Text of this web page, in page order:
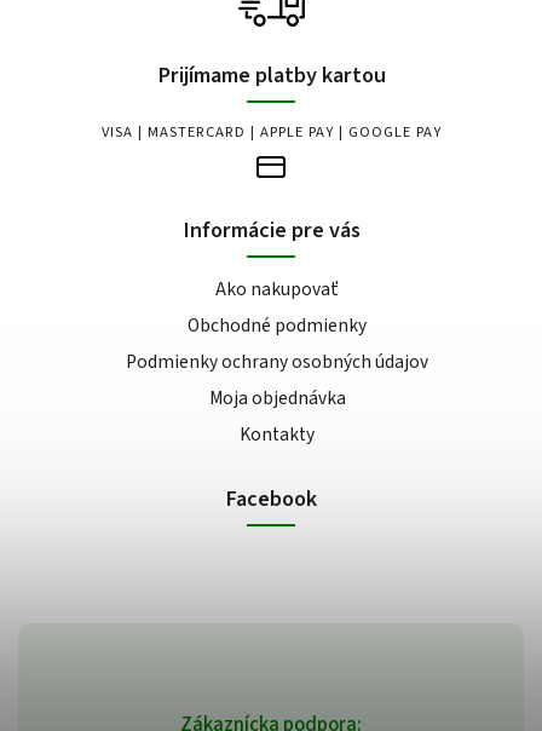
Zákaznícka podpora:
Prijímame platby kartou
VISA | MASTERCARD | APPLE PAY | GOOGLE PAY
Informácie pre vás
Ako nakupovať
Obchodné podmienky
Podmienky ochrany osobných údajov
Moja objednávka
Kontakty
Facebook